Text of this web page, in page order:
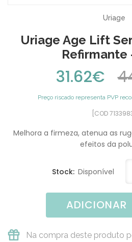
Uriage
Uriage Age Lift
Refirmante
31.62€
Preço riscado representa PVP
[COD
Melhora a firmeza, atenua as
efeitos da
Stock: Disponível
ADICIONAR
Na compra deste produto